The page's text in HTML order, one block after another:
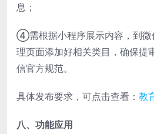
息；
④需根据小程序展示内容，到微
理页面添加好相关类目，确保提
信官方规范。
具体发布要求，可点击查看： 教
八、功能应用